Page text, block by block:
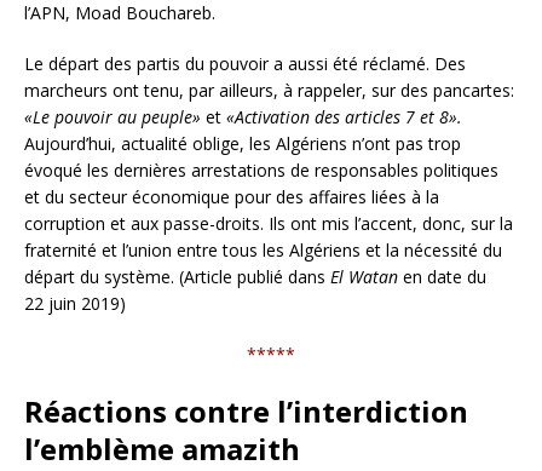
l’APN, Moad Bouchareb.
Le départ des partis du pouvoir a aussi été réclamé. Des
marcheurs ont tenu, par ailleurs, à rappeler, sur des pancartes:
«Le pouvoir au peuple» et «Activation des articles 7 et 8».
Aujourd’hui, actualité oblige, les Algériens n’ont pas trop
évoqué les dernières arrestations de responsables politiques
et du secteur économique pour des affaires liées à la
corruption et aux passe-droits. Ils ont mis l’accent, donc, sur la
fraternité et l’union entre tous les Algériens et la nécessité du
départ du système. (Article publié dans El Watan en date du
22 juin 2019)
*****
Réactions contre l’interdiction
l’emblème amazith